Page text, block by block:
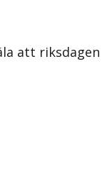
att riksdagen